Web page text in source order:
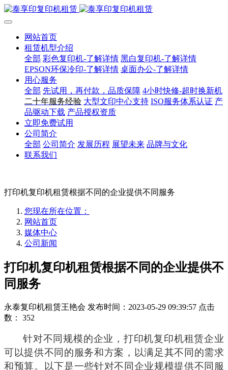
网站首页
租赁机型介绍
全部 彩色复印机-了解详情 黑白复印机-了解详情
EPSON环保冷印-了解详情 桌面办公-了解详情
用心服务
全部 先试用，再付款，品质保障 4小时快修-超时换新机
二十年服务经验 大型文印中心支持 ISO服务体系认证 产
品驱动下载 产品授权资质
立即免费试用
公司简介
全部 公司简介 发展历程 展望未来 品牌与文化
联系我们
打印机复印机租赁根据不同的企业提供不同服务
您现在所在位置：
网站首页
媒体中心
公司新闻
打印机复印机租赁根据不同的企业提供不
同服务
永泰复印机租赁王艳会 发布时间：2023-05-29 09:39:57 点击
数： 352
针对不同规模的企业，打印机复印机租赁企业
可以提供不同的服务和方案，以满足其不同的需求
和预算。以下是一些针对不同企业规模提供不同服